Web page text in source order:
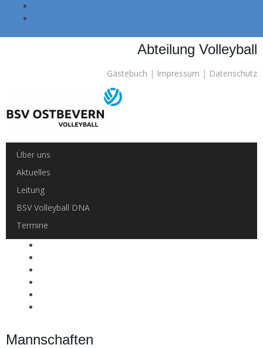
Abteilung Volleyball
Gästebuch | Impressum | Datenschutz
Über uns
Aktuelles
Leitung
BSV Volleyball DNA
Termine
Mannschaften